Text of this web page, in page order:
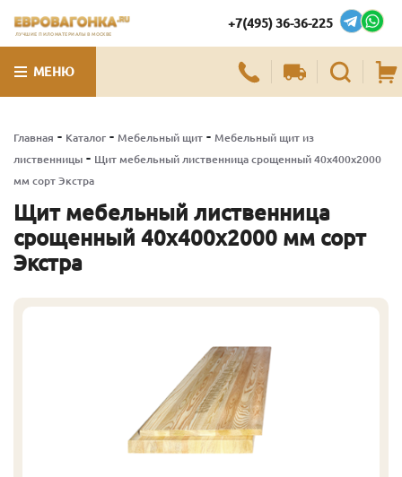
ЛУЧШИЕ ПИЛОМАТЕРИАЛЫ В МОСКВЕ
+7(495) 36-36-225
МЕНЮ
Главная - Каталог - Мебельный щит - Мебельный щит из
лиственницы - Щит мебельный лиственница срощенный 40х400х2000
мм сорт Экстра
Щит мебельный лиственница
срощенный 40х400х2000 мм сорт
Экстра